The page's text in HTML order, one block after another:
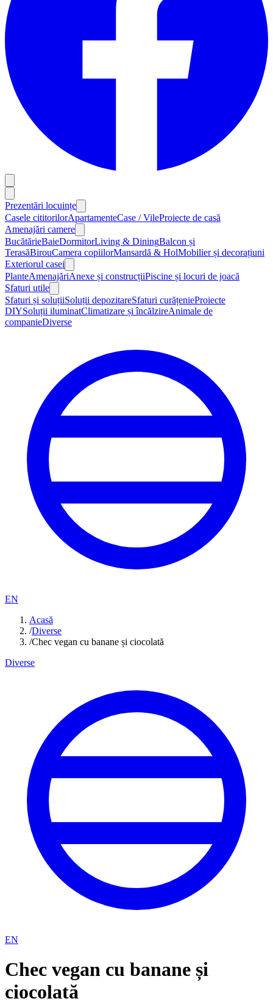
Prezentări locuințe
Casele cititorilorApartamenteCase / VileProiecte de casă
Amenajări camere
BucătărieBaieDormitorLiving & DiningBalcon și
TerasăBirouCamera copiilorMansardă & HolMobilier și decorațiuni
Exteriorul casei
PlanteAmenajăriAnexe și construcțiiPiscine și locuri de joacă
Sfaturi utile
Sfaturi și soluțiiSoluții depozitareSfaturi curățenieProiecte
DIYSoluții iluminatClimatizare și încălzireAnimale de
companieDiverse
EN
Acasă
/Diverse
/Chec vegan cu banane și ciocolată
Diverse
EN
Chec vegan cu banane și
ciocolată